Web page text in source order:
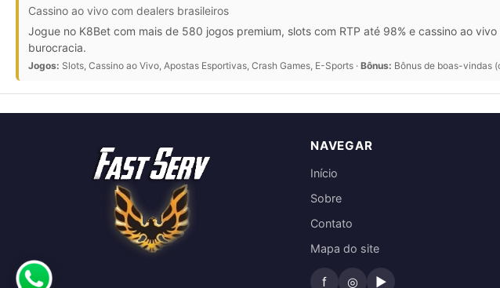
Cassino ao vivo com dealers brasileiros
Jogue no K8Bet com mais de 580 jogos premium, slots com RTP até 98% e cassino ao
burocracia.
Jogos: Slots, Cassino ao Vivo, Apostas Esportivas, Crash Games, E-Sports · Bônus: Bônus de boas-vindas
NAVEGAR
Início
Sobre
Contato
Mapa do site
f ◎ ▶